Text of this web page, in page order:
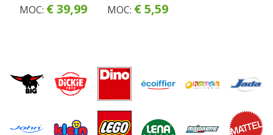
MOC: € 39,99
MOC: € 5,59